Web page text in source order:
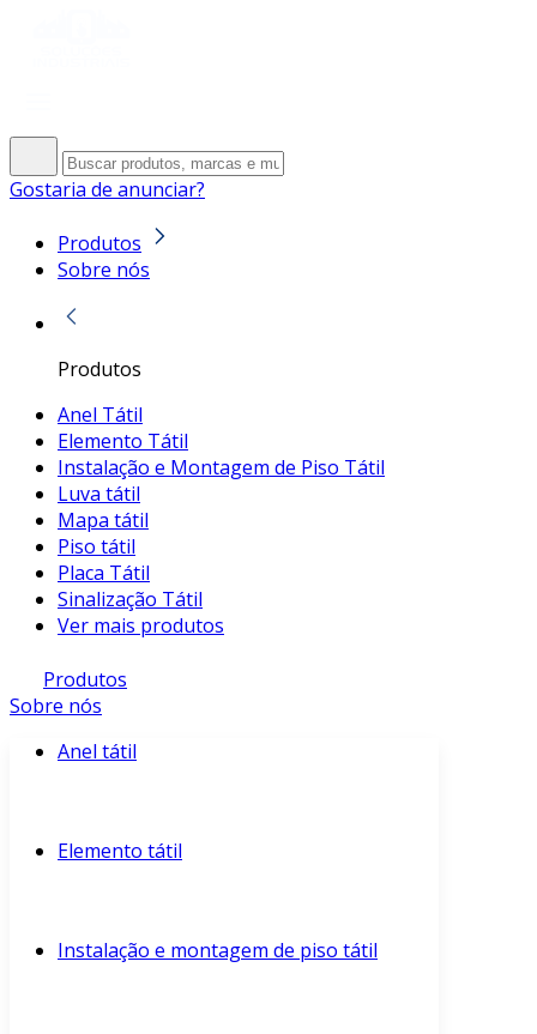
Gostaria de anunciar?
Produtos
Sobre nós
Produtos
Anel Tátil
Elemento Tátil
Instalação e Montagem de Piso Tátil
Luva tátil
Mapa tátil
Piso tátil
Placa Tátil
Sinalização Tátil
Ver mais produtos
Produtos
Sobre nós
Anel tátil
Elemento tátil
Instalação e montagem de piso tátil